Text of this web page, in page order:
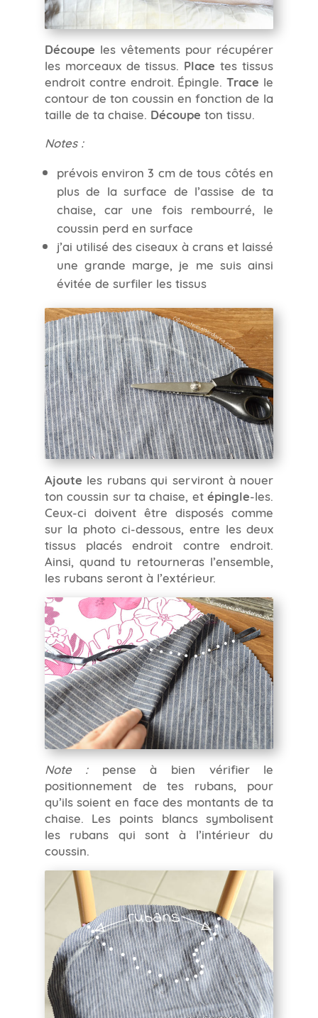
Découpe les vêtements pour récupérer
les morceaux de tissus. Place tes tissus
endroit contre endroit. Épingle.Trace le
contour de ton coussin en fonction de la
taille de ta chaise. Découpe ton tissu.
Notes :
prévois environ 3 cm de tous côtés en
plus de la surface de l’assise de ta
chaise, car une fois rembourré, le
coussin perd en surface
j’ai utilisé des ciseaux à crans et laissé
une grande marge, je me suis ainsi
évitée de surfiler les tissus
Ajoute les rubans qui serviront à nouer
ton coussin sur ta chaise, etépingle-les.
Ceux-ci doivent être disposés comme
sur la photo ci-dessous, entre les deux
tissus placés endroit contre endroit.
Ainsi, quand tu retourneras l’ensemble,
les rubans seront à l’extérieur.
Note :pense à bien vérifier le
positionnement de tes rubans, pour
qu’ils soient en face des montants de ta
chaise. Les points blancs symbolisent
les rubans qui sont à l’intérieur du
coussin.